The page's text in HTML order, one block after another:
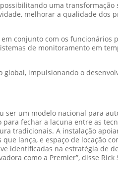
uma transformação
melhorar a qualidade dos
conjunto com os funcionários
de monitoramento em
impulsionando o
ser um modelo nacional para
fechar a lacuna entre as
tradicionais. A instalação
lança, e espaço de locação
identificadas na estratégia de
como a Premier”, disse